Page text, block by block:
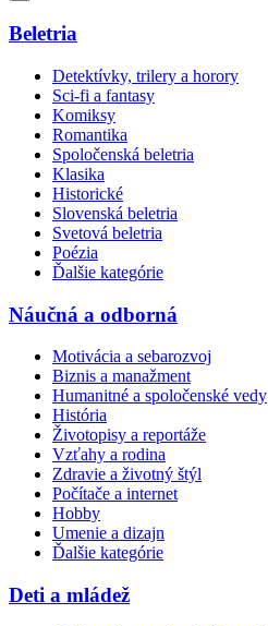
Beletria
Detektívky, trilery a horory
Sci-fi a fantasy
Komiksy
Romantika
Spoločenská beletria
Klasika
Historické
Slovenská beletria
Svetová beletria
Poézia
Ďalšie kategórie
Náučná a odborná
Motivácia a sebarozvoj
Biznis a manažment
Humanitné a spoločenské vedy
História
Životopisy a reportáže
Vzťahy a rodina
Zdravie a životný štýl
Počítače a internet
Hobby
Umenie a dizajn
Ďalšie kategórie
Deti a mládež